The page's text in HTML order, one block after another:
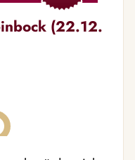
(22.12.